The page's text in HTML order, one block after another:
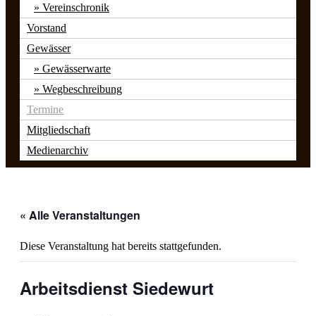
Vereinschronik
Vorstand
Gewässer
Gewässerwarte
Wegbeschreibung
Termine
Mitgliedschaft
Medienarchiv
« Alle Veranstaltungen
Diese Veranstaltung hat bereits stattgefunden.
Arbeitsdienst Siedewurt